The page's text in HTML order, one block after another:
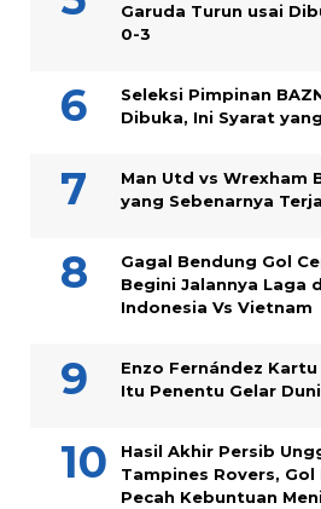
Garuda Turun usai
0-3
Seleksi Pimpinan
Dibuka, Ini Syarat
Man Utd vs Wrexham
yang Sebenarnya
Gagal Bendung Gol
Begini Jalannya Laga
Indonesia Vs Vietnam
Enzo Fernández
Itu Penentu Gelar
Hasil Akhir Persib
Tampines Rovers, Gol
Pecah Kebuntuan